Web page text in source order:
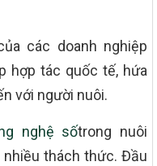
các doanh nghiệp
hợp tác quốc tế, hứa
với người nuôi.
nghệ sốtrong nuôi
thách thức. Đầu